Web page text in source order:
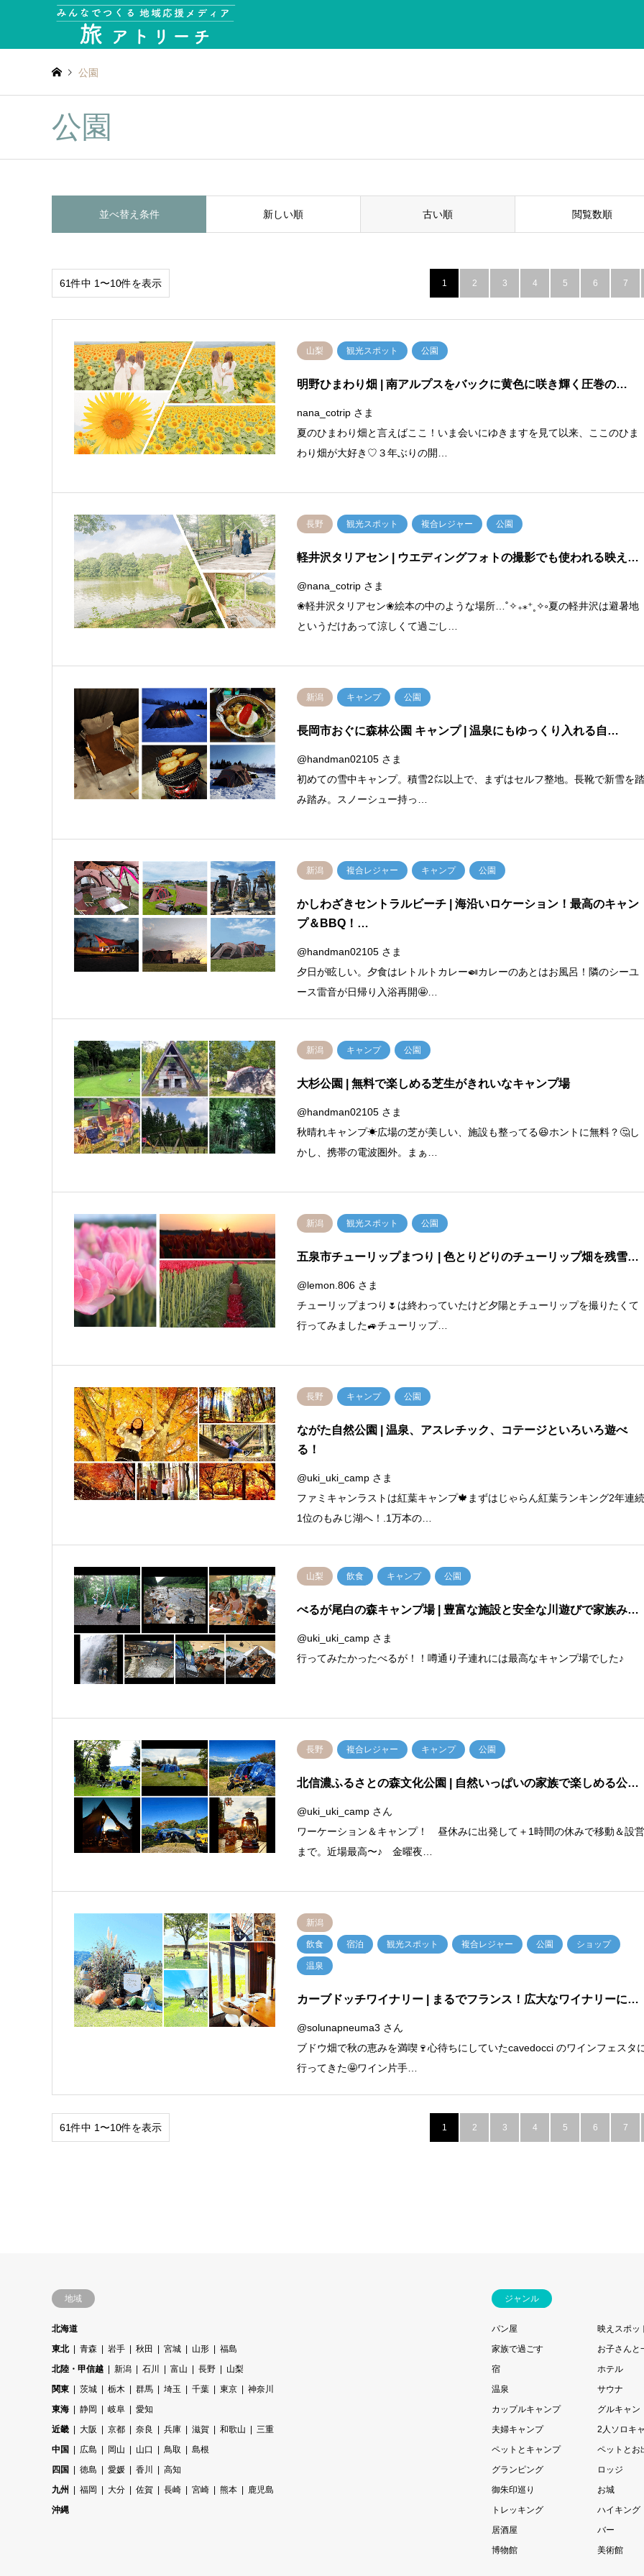
公園
公園
並べ替え条件 新しい順 古い順 閲覧数順
61件中 1〜10件を表示 1 2 3 4 5 6 7
山梨 観光スポット 公園
明野ひまわり畑 | 南アルプスをバックに黄色に咲き輝く圧巻の…
nana_cotrip さま
夏のひまわり畑と言えばここ！いま会いにゆきますを見て以来、ここのひま
わり畑が大好き♡３年ぶりの開…
長野 観光スポット 複合レジャー 公園
軽井沢タリアセン | ウエディングフォトの撮影でも使われる映え…
@nana_cotrip さま
❀軽井沢タリアセン❀絵本の中のような場所…˚✧₊⁎⁺˳✧༚夏の軽井沢は避暑地
というだけあって涼しくて過ごし…
新潟 キャンプ 公園
長岡市おぐに森林公園 キャンプ | 温泉にもゆっくり入れる自…
@handman02105 さま
初めての雪中キャンプ。積雪2㍍以上で、まずはセルフ整地。長靴で新雪を
み踏み。スノーシュー持っ…
新潟 複合レジャー キャンプ 公園
かしわざきセントラルビーチ | 海沿いロケーション！最高のキャン
プ＆BBQ！…
@handman02105 さま
夕日が眩しい。夕食はレトルトカレー🍛カレーのあとはお風呂！隣のシーユ
ース雷音が日帰り入浴再開🤩…
新潟 キャンプ 公園
大杉公園 | 無料で楽しめる芝生がきれいなキャンプ場
@handman02105 さま
秋晴れキャンプ☀広場の芝が美しい、施設も整ってる😆ホントに無料？🤔し
かし、携帯の電波圏外。まぁ…
新潟 観光スポット 公園
五泉市チューリップまつり | 色とりどりのチューリップ畑を残雪…
@lemon.806 さま
チューリップまつり🌷は終わっていたけど夕陽とチューリップを撮りたくて
行ってみました🚙チューリップ…
長野 キャンプ 公園
ながた自然公園 | 温泉、アスレチック、コテージといろいろ遊べ
る！
@uki_uki_camp さま
ファミキャンラストは紅葉キャンプ🍁まずはじゃらん紅葉ランキング2年連
1位のもみじ湖へ！.1万本の…
山梨 飲食 キャンプ 公園
べるが尾白の森キャンプ場| 豊富な施設と安全な川遊びで家族み…
@uki_uki_camp さま
行ってみたかったべるが！！噂通り子連れには最高なキャンプ場でした♪
長野 複合レジャー キャンプ 公園
北信濃ふるさとの森文化公園 | 自然いっぱいの家族で楽しめる公…
@uki_uki_camp さん
ワーケーション＆キャンプ！ 昼休みに出発して＋1時間の休みで移動＆設
まで。近場最高〜♪ 金曜夜…
新潟
飲食 宿泊 観光スポット 複合レジャー 公園 ショップ
温泉
カーブドッチワイナリー | まるでフランス！広大なワイナリーに…
@solunapneuma3 さん
ブドウ畑で秋の恵みを満喫🍷心待ちにしていたcavedocci のワインフェスタ
行ってきた🤩ワイン片手…
61件中 1〜10件を表示 1 2 3 4 5 6 7
地域
北海道
東北
青森 岩手 秋田 宮城 山形
福島
北陸・甲信越
新潟 石川 富山 長野
山梨
関東
茨城 栃木 群馬 埼玉 千葉 東京
神奈川
東海
静岡 岐阜
愛知
近畿
大阪 京都 奈良 兵庫 滋賀 和歌山
三重
中国
広島 岡山 山口 鳥取
島根
四国
徳島 愛媛 香川
高知
九州
福岡 大分 佐賀 長崎 宮崎 熊本
鹿児島
沖縄
ジャンル
パン屋
映えスポッ
家族で過ごす
お子さんと
宿
ホテル
温泉
サウナ
カップルキャンプ
グルキャン
夫婦キャンプ
2人ソロキ
ペットとキャンプ
ペットとお
グランピング
ロッジ
御朱印巡り
お城
トレッキング
ハイキング
居酒屋
バー
博物館
美術館